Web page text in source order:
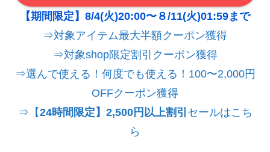
【期間限定】8/4(火)20:00〜８/11(火)01:59まで
⇒対象アイテム最大半額クーポン獲得
⇒対象shop限定割引クーポン獲得
⇒選んで使える！何度でも使える！100〜2,000円
OFFクーポン獲得
⇒【24時間限定】2,500円以上割引 セールはこち
ら